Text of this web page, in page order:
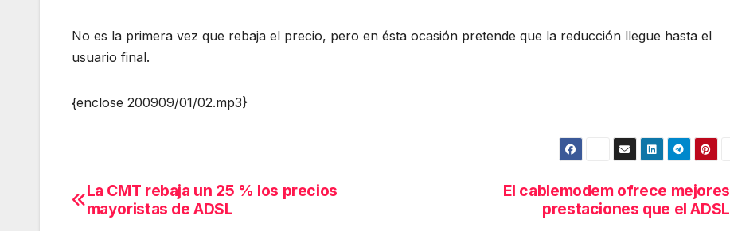
No es la primera vez que rebaja el precio, pero en ésta ocasión pretende que la reducción llegue hasta el
usuario final.
{enclose 200909/01/02.mp3}
Navegación
El cablemodem ofrece mejores
prestaciones que el ADSL
La CMT rebaja un 25 % los precios
mayoristas de ADSL